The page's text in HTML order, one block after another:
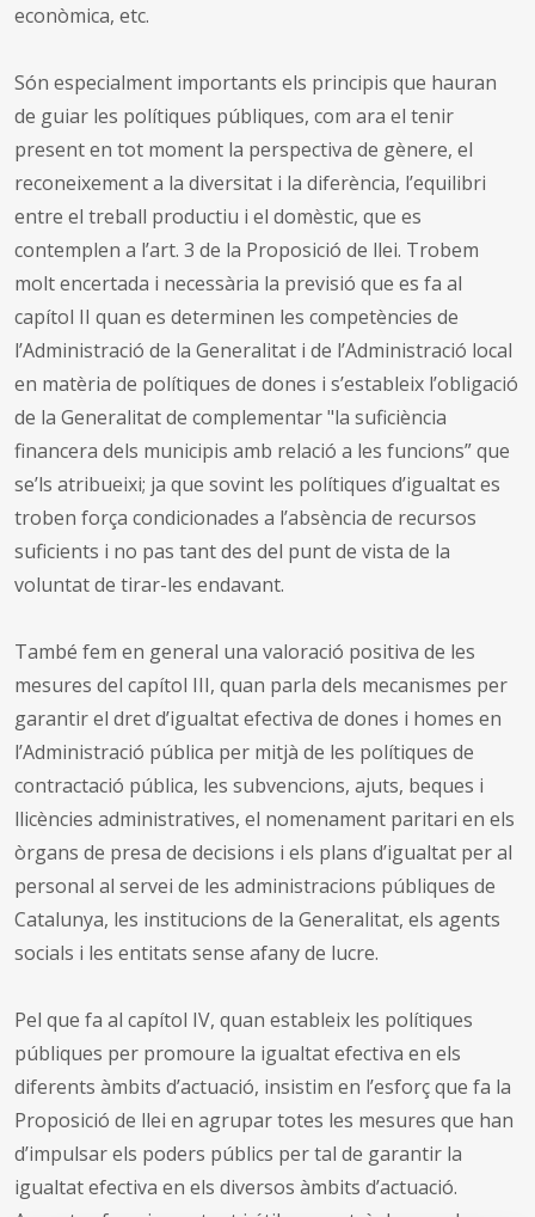
econòmica, etc.
Són especialment importants els principis que hauran
de guiar les polítiques públiques, com ara el tenir
present en tot moment la perspectiva de gènere, el
reconeixement a la diversitat i la diferència, l’equilibri
entre el treball productiu i el domèstic, que es
contemplen a l’art. 3 de la Proposició de llei. Trobem
molt encertada i necessària la previsió que es fa al
capítol II quan es determinen les competències de
l’Administració de la Generalitat i de l’Administració local
en matèria de polítiques de dones i s’estableix l’obligació
de la Generalitat de complementar "la suficiència
financera dels municipis amb relació a les funcions” que
se’ls atribueixi; ja que sovint les polítiques d’igualtat es
troben força condicionades a l’absència de recursos
suficients i no pas tant des del punt de vista de la
voluntat de tirar-les endavant.
També fem en general una valoració positiva de les
mesures del capítol III, quan parla dels mecanismes per
garantir el dret d’igualtat efectiva de dones i homes en
l’Administració pública per mitjà de les polítiques de
contractació pública, les subvencions, ajuts, beques i
llicències administratives, el nomenament paritari en els
òrgans de presa de decisions i els plans d’igualtat per al
personal al servei de les administracions públiques de
Catalunya, les institucions de la Generalitat, els agents
socials i les entitats sense afany de lucre.
Pel que fa al capítol IV, quan estableix les polítiques
públiques per promoure la igualtat efectiva en els
diferents àmbits d’actuació, insistim en l’esforç que fa la
Proposició de llei en agrupar totes les mesures que han
d’impulsar els poders públics per tal de garantir la
igualtat efectiva en els diversos àmbits d’actuació.